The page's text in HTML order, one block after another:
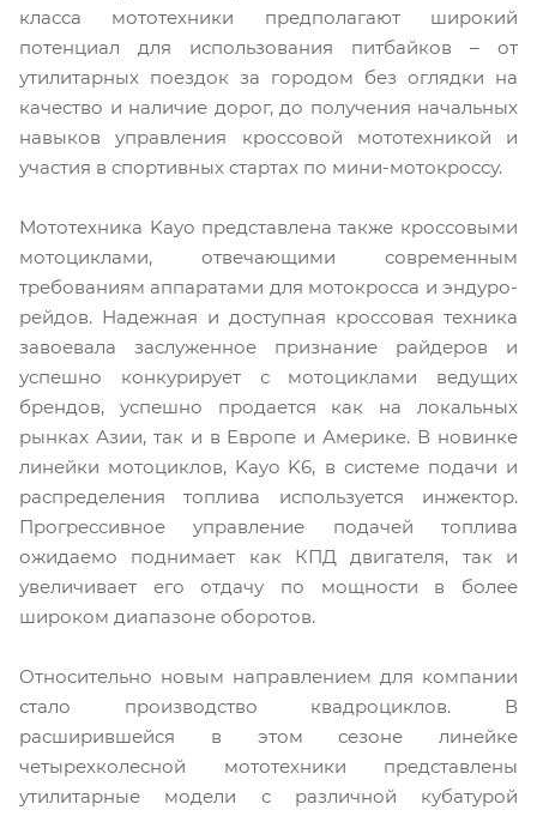
класса мототехники предполагают широкий
потенциал для использования питбайков – от
утилитарных поездок за городом без оглядки на
качество и наличие дорог, до получения начальных
навыков управления кроссовой мототехникой и
участия в спортивных стартах по мини-мотокроссу.
Мототехника Kayo представлена также кроссовыми
мотоциклами, отвечающими современным
требованиям аппаратами для мотокросса и эндуро-
рейдов. Надежная и доступная кроссовая техника
завоевала заслуженное признание райдеров и
успешно конкурирует с мотоциклами ведущих
брендов, успешно продается как на локальных
рынках Азии, так и в Европе и Америке. В новинке
линейки мотоциклов, Kayo K6, в системе подачи и
распределения топлива используется инжектор.
Прогрессивное управление подачей топлива
ожидаемо поднимает как КПД двигателя, так и
увеличивает его отдачу по мощности в более
широком диапазоне оборотов.
Относительно новым направлением для компании
стало производство квадроциклов. В
расширившейся в этом сезоне линейке
четырехколесной мототехники представлены
утилитарные модели с различной кубатурой